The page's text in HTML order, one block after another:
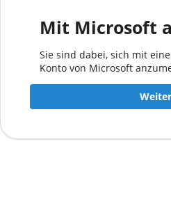
Mit Microsoft
Sie sind dabei, sich mit
Konto von Microsoft
Weiter